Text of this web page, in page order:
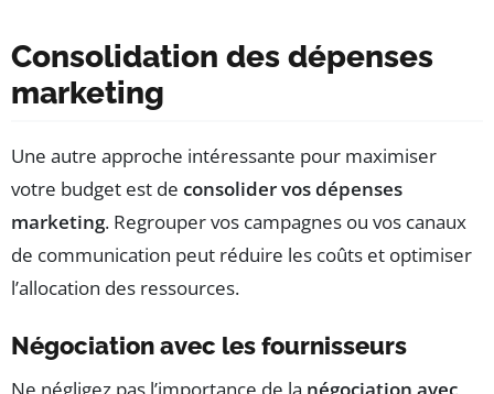
Consolidation des dépenses
marketing
Une autre approche intéressante pour maximiser
votre budget est de consolider vos dépenses
marketing. Regrouper vos campagnes ou vos canaux
de communication peut réduire les coûts et optimiser
l’allocation des ressources.
Négociation avec les fournisseurs
Ne négligez pas l’importance de la négociation avec